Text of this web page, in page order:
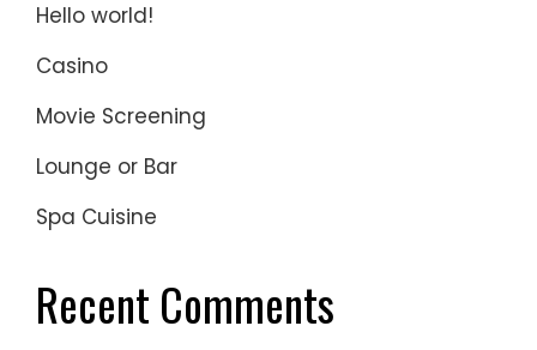
Hello world!
Casino
Movie Screening
Lounge or Bar
Spa Cuisine
Recent Comments